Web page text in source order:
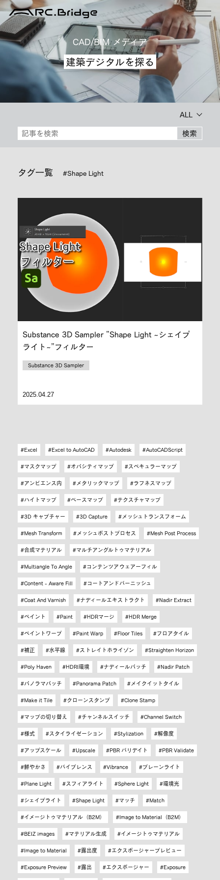
CAD/BIM メディア
建築デジタルを探る
ALL
検索
タグ一覧 #Shape Light
Substance 3D Sampler ”Shape Light ~シェイプ
ライト~”フィルター
Substance 3D Sampler
2025.04.27
Excel Excel to AutoCAD Autodesk AutoCADScript
マスクマップ オパシティマップ スペキュラーマップ
アンビエンス内 メタリックマップ ラフネスマップ
ハイトマップ ベースマップ テクスチャマップ
3D キャプチャー 3D Capture メッシュトランスフォーム
Mesh Transform メッシュポストプロセス Mesh Post Process
合成マテリアル マルチアングルトゥマテリアル
Multiangle To Angle コンテンツアウェアーフィル
Content - Aware Fill コートアンドバーニッシュ
Coat And Varnish ナディールエキストラクト Nadir Extract
ペイント Paint HDRマージ HDR Merge
ペイントワープ Paint Warp Floor Tiles フロアタイル
補正 水平線 ストレイトホライゾン Straighten Horizon
Poly Haven HDRI環境 ナディールパッチ Nadir Patch
パノラマパッチ Panorama Patch メイクイットタイル
Make it Tile クローンスタンプ Clone Stamp
マップの切り替え チャンネルスイッチ Channel Switch
様式 スタイライゼーション Stylization 解像度
アップスケール Upscale PBR バリデイト PBR Validate
鮮やかさ バイブレンス Vibrance プレーンライト
Plane Light スフィアライト Sphere Light 環境光
シェイプライト Shape Light マッチ Match
イメージトゥマテリアル（B2M） Image to Material（B2M）
BEIZ images マテリアル生成 イメージトゥマテリアル
Image to Material 露出度 エクスポージャープレビュー
Exposure Preview 露出 エクスポージャー Exposure